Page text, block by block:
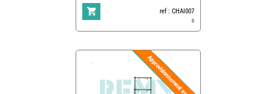
ref : CHAI007
0